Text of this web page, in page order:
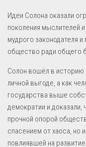
Идеи Солона оказали
поколения мыслителей
мудрого законодателя
общество ради общего
Солон вошёл в историю
личной выгоде, а как
государства выше
демократии и доказали,
прочной опорой
спасением от хаоса, но
повлиявшей на